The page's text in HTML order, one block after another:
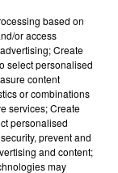
MOHAMED RAMADAN
Roo7
based on
or access
Create
select personalised
content
or combinations
services; Create
personalised
prevent and
and content;
may